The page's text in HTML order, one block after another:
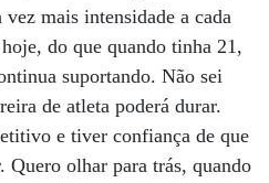
mais intensidade a cada
do que quando tinha 21,
suportando. Não sei
de atleta poderá durar.
e tiver confiança de que
Quero olhar para trás, quando